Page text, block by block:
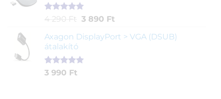
Értékelés
ből,
1
értékelés
alapján
4 290 Ft Original
was:
290 Ft.
3 890 FtCurrent
is:
Axagon DisplayPort > VGA (DSUB)
átalakító
Értékelés
1
3 990 Ft